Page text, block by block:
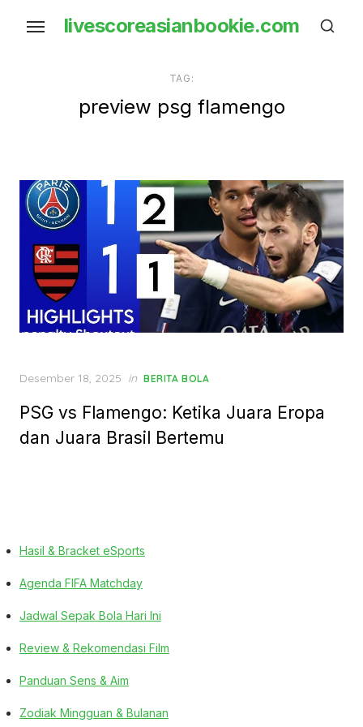
livescoreasianbookie.com
TAG:
preview psg flamengo
Posted
Desember 18, 2025 in BERITA BOLA
PSG vs Flamengo: Ketika Juara Eropa
dan Juara Brasil Bertemu
Hasil & Bracket eSports
Agenda FIFA Matchday
Jadwal Sepak Bola Hari Ini
Review & Rekomendasi Film
Panduan Sens & Aim
Zodiak Mingguan & Bulanan